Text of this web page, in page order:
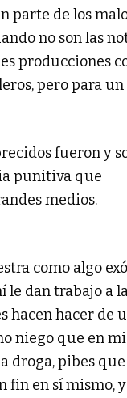
parte de los
no son las
producciones
pero para un
fueron y
punitiva que
medios.
como algo
le dan trabajo a
hacen hacer de
niego que en
droga, pibes
fin en sí mismo,